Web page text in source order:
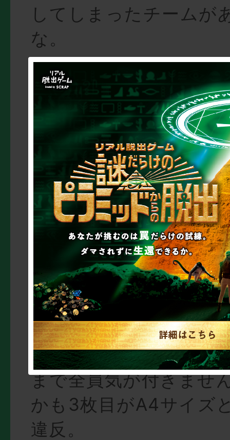
してしまったチームが
な。
===========
いやぁ、今年もいろん
ましたなぁと、全チー
終了しようとしたとこ
気が付きました。
「あれ、Dチームも問
る」
はい。Dチーム、ルー
格。
3枚目が指示をクリア
えたので堂々としすぎ
まで全員気が付きませ
かも3枚目がA4サイズ
違反。